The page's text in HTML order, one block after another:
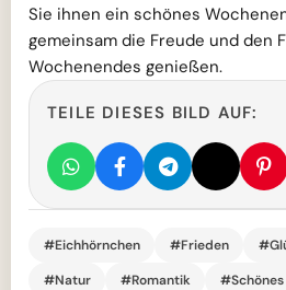
Sie ihnen ein schönes
gemeinsam die Freude und den
Wochenendes genießen.
TEILE DIESES BILD AUF:
#Eichhörnchen #Frieden
#Natur
#Romantik